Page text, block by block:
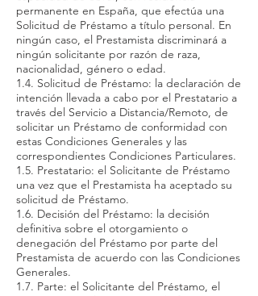
permanente en España, que efectúa una
Solicitud de Préstamo a título personal. En
ningún caso, el Prestamista discriminará a
ningún solicitante por razón de raza,
nacionalidad, género o edad.
1.4. Solicitud de Préstamo: la declaración de
intención llevada a cabo por el Prestatario a
través del Servicio a Distancia/Remoto, de
solicitar un Préstamo de conformidad con
estas Condiciones Generales y las
correspondientes Condiciones Particulares.
1.5. Prestatario: el Solicitante de Préstamo
una vez que el Prestamista ha aceptado su
solicitud de Préstamo.
1.6. Decisión del Préstamo: la decisión
definitiva sobre el otorgamiento o
denegación del Préstamo por parte del
Prestamista de acuerdo con las Condiciones
Generales.
1.7. Parte: el Solicitante del Préstamo, el